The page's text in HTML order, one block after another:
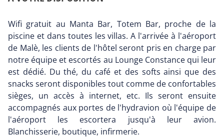
Wifi gratuit au Manta Bar, Totem Bar, proche de la
piscine et dans toutes les villas. A l'arrivée à l'aéroport
de Malè, les clients de l'hôtel seront pris en charge par
notre équipe et escortés au Lounge Constance qui leur
est dédié. Du thé, du café et des softs ainsi que des
snacks seront disponibles tout comme de confortables
sièges, un accès à internet, etc. Ils seront ensuite
accompagnés aux portes de l'hydravion où l'équipe de
l'aéroport les escortera jusqu'à leur avion.
Blanchisserie, boutique, infirmerie.